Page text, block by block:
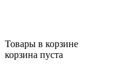
Товары в корзине
корзина пуста